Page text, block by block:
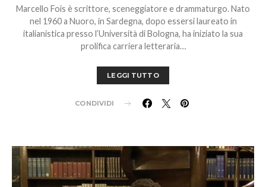
Marcello Fois è scrittore, sceneggiatore e drammaturgo. Nato
nel 1960 a Nuoro, in Sardegna, dopo essersi laureato in
italianistica presso l’Università di Bologna, ha iniziato la sua
prolifica carriera letteraria…
LEGGI TUTTO
CONDIVIDI